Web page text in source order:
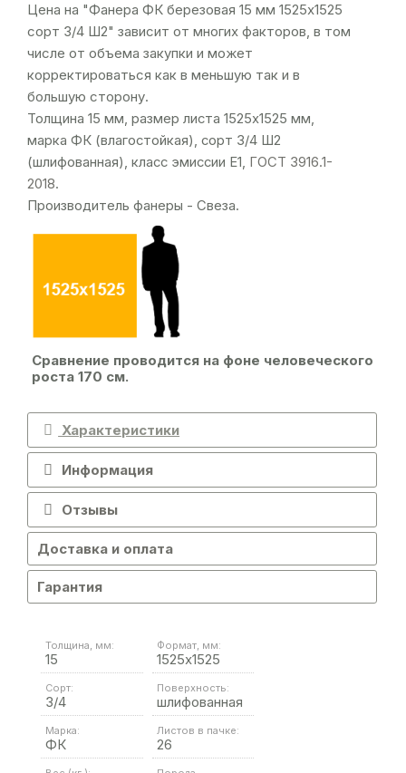
Цена на "Фанера ФК березовая 15 мм 1525х1525
сорт 3/4 Ш2" зависит от многих факторов, в том
числе от объема закупки и может
корректироваться как в меньшую так и в
большую сторону.
Толщина 15 мм, размер листа 1525х1525 мм,
марка ФК (влагостойкая), сорт 3/4 Ш2
(шлифованная), класс эмиссии Е1, ГОСТ 3916.1-
2018.
Производитель фанеры - Свеза.
Сравнение проводится на фоне человеческого
роста 170 см.
Характеристики
Информация
Отзывы
Доставка и оплата
Гарантия
Толщина, мм:
15
Формат, мм:
1525х1525
Сорт:
3/4
Поверхность:
шлифованная
Марка:
ФК
Листов в пачке:
26